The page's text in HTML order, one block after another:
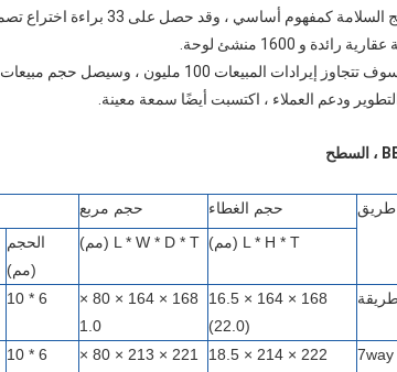
طريق حجم الغطاء حجم مربع
L * H * T (مم)
L * W * D * T (مم)
الحجم
(مم)
168 × 164 × 16.5
(22.0)
168 × 164 × 80 ×
1.0
6 * 10
7way
222 × 214 × 18.5
221 × 213 × 80 ×
6 * 10